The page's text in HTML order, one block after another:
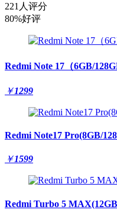
221人评分
80%好评
Redmi Note 17（6GB/
￥1299
Redmi Note17 Pro(8GB/
￥1599
Redmi Turbo 5